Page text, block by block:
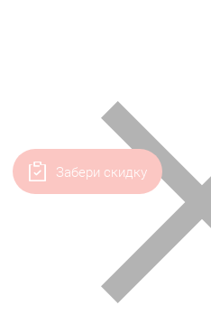
Забери скидку